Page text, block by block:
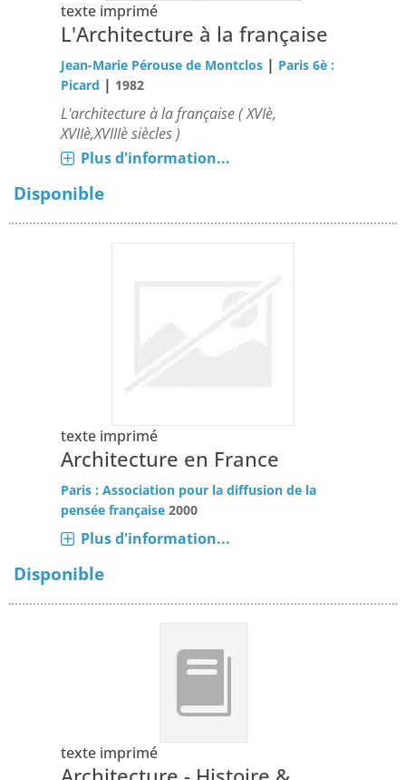
texte imprimé
L'Architecture à la française
Jean-Marie Pérouse de Montclos | Paris 6è :
Picard | 1982
L'architecture à la française ( XVIè,
XVIIè,XVIIIè siècles )
Plus d'information...
Disponible
texte imprimé
Architecture en France
Paris : Association pour la diffusion de la
pensée française 2000
Plus d'information...
Disponible
texte imprimé